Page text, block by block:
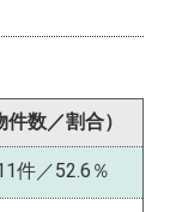
件数／割合）
件／52.6％